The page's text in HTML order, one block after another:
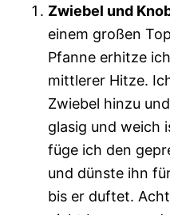
Zwiebel und
einem großen
Pfanne erhitze
mittlerer Hitze.
Zwiebel hinzu
glasig und weich
füge ich den
und dünste ihn
bis er duftet.